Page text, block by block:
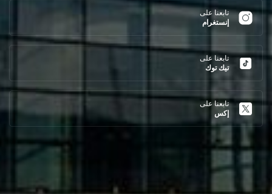
تابعنا على
إنستغرام
تابعنا على
تيك توك
تابعنا على
إكس